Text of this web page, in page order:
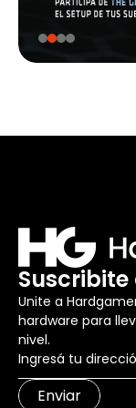
Unite a
hardware para
nivel.
Enviar